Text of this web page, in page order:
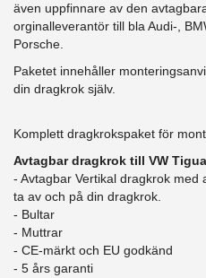
även uppfinnare av den
orginalleverantör till bla Audi-,
Porsche.
Paketet innehåller
din dragkrok själv.
Komplett dragkrokspaket för
Avtagbar dragkrok till VW
- Avtagbar Vertikal dragkrok
ta av och på din dragkrok.
- Bultar
- Muttrar
- CE-märkt och EU godkänd
​- 5 års garanti